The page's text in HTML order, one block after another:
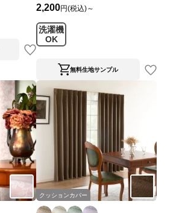
2,200円(税込)～
洗濯機
OK
無料生地サンプル
クッションカバー